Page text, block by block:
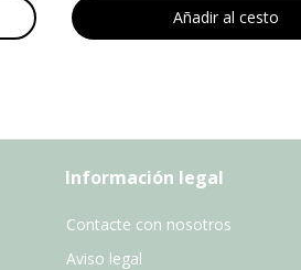
Añadir al cesto
Información legal
Contacte con nosotros
Aviso legal